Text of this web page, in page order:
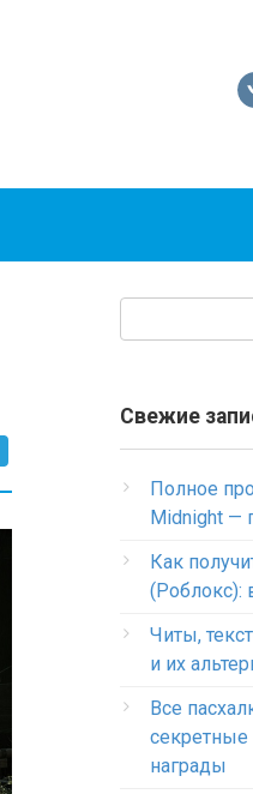
Свежие
Полное
Midnight —
Как
(Роблокс):
Читы,
и их
Все
секретные
награды